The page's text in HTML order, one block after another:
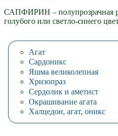
САПФИРИН – полупрозрачная
голубого или светло-синего
Агат
Сардоникс
Яшма великолепная
Хризопраз
Сердолик и аметист
Окрашивание агата
Халцедон, агат, оникс